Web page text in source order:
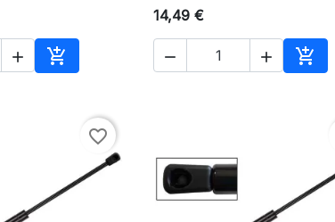
 
Adicionar ao carrinho
14,49 €
  
favorite_border